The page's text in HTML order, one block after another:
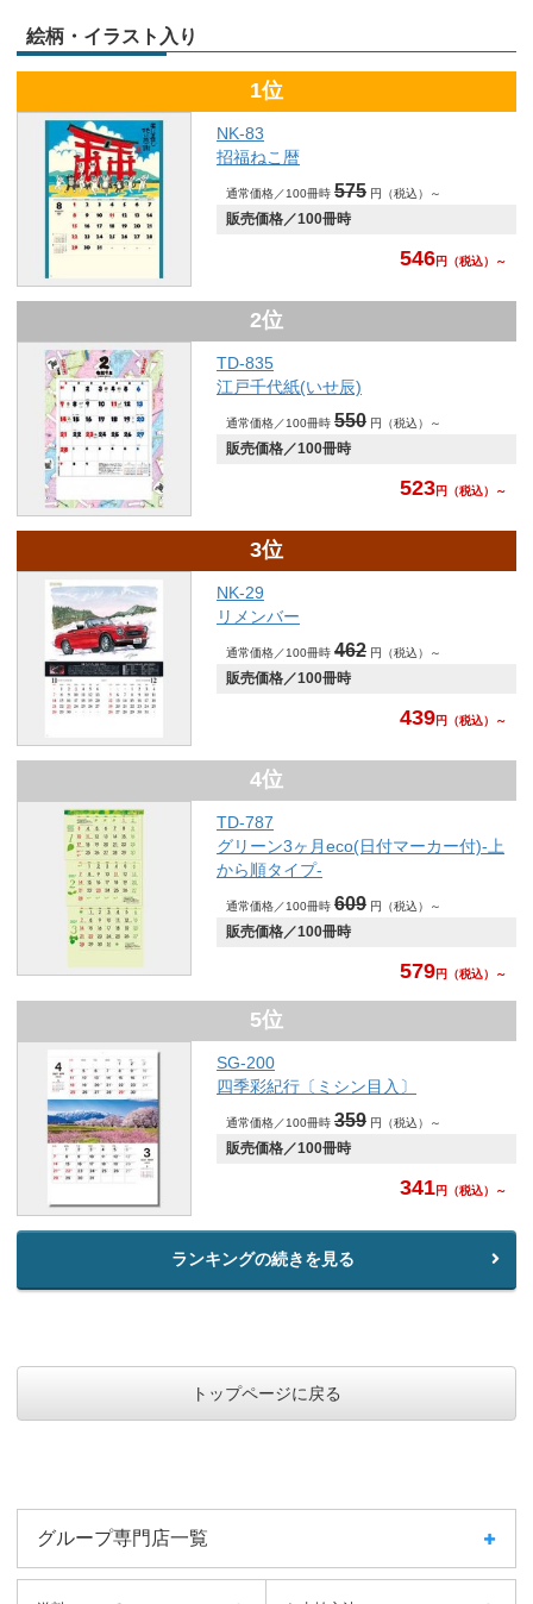
絵柄・イラスト入り
1位
NK-83
招福ねこ暦
通常価格／100冊時 575 円（税込）～
販売価格／100冊時
546円 （税込）～
2位
TD-835
江戸千代紙(いせ辰)
通常価格／100冊時 550 円（税込）～
販売価格／100冊時
523円 （税込）～
3位
NK-29
リメンバー
通常価格／100冊時 462 円（税込）～
販売価格／100冊時
439円 （税込）～
4位
TD-787
グリーン3ヶ月eco(日付マーカー付)-上
から順タイプ-
通常価格／100冊時 609 円（税込）～
販売価格／100冊時
579円 （税込）～
5位
SG-200
四季彩紀行〔ミシン目入〕
通常価格／100冊時 359 円（税込）～
販売価格／100冊時
341円 （税込）～
ランキングの続きを見る
トップページに戻る
グループ専門店一覧